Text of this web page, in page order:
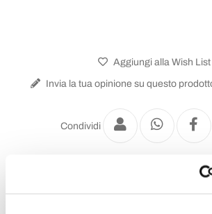
Aggiungi alla Wish List
Invia la tua opinione su questo
Condividi
Termoarredo